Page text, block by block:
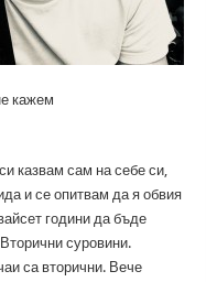
кажем
казвам сам на себе си,
и се опитвам да я обвия
години да бъде
суровини.
са вторични. Вече